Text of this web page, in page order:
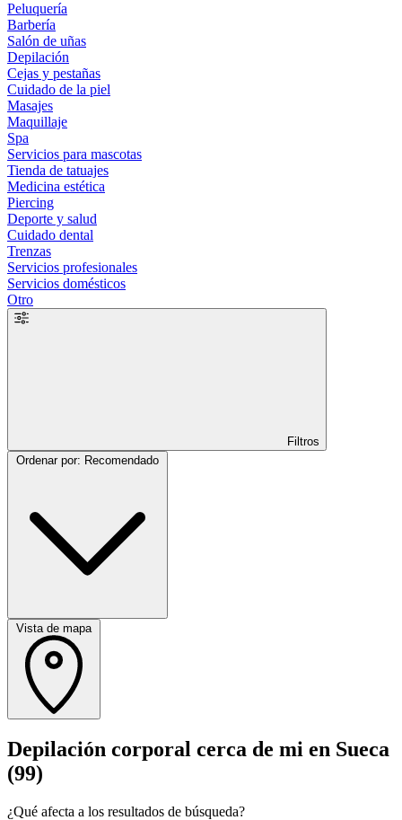
Peluquería
Barbería
Salón de uñas
Depilación
Cejas y pestañas
Cuidado de la piel
Masajes
Maquillaje
Spa
Servicios para mascotas
Tienda de tatuajes
Medicina estética
Piercing
Deporte y salud
Cuidado dental
Trenzas
Servicios profesionales
Servicios domésticos
Otro
Filtros
Vista de mapa
Depilación corporal cerca de mi en Sueca
(99)
¿Qué afecta a los resultados de búsqueda?